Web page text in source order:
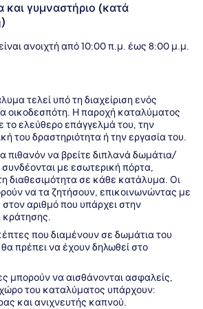
και γυμναστήριο (κατά
ανοιχτή από 10:00 π.μ. έως 8:00 μ.μ.
τελεί υπό τη διαχείριση ενός
οικοδεσπότη. Η παροχή καταλύματος
το ελεύθερο επάγγελμά του, την
του δραστηριότητα ή την εργασία του.
πιθανόν να βρείτε διπλανά δωμάτια/
με εσωτερική πόρτα,
διαθεσιμότητα σε κάθε κατάλυμα. Οι
να τα ζητήσουν, επικοινωνώντας με
αριθμό που υπάρχει στην
κράτησης.
που διαμένουν σε δωμάτια του
πρέπει να έχουν δηλωθεί στο
μπορούν να αισθάνονται ασφαλείς,
του καταλύματος υπάρχουν:
και ανιχνευτής καπνού.